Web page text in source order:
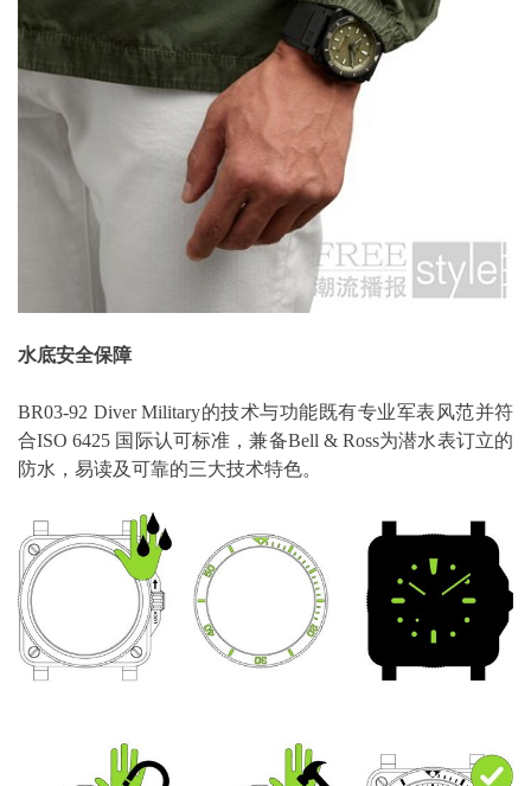
水底安全保障
BR03-92 Diver Military的技术与功能既有专业军表风范并符
合ISO 6425 国际认可标准，兼备Bell & Ross为潜水表订立的
防水，易读及可靠的三大技术特色。